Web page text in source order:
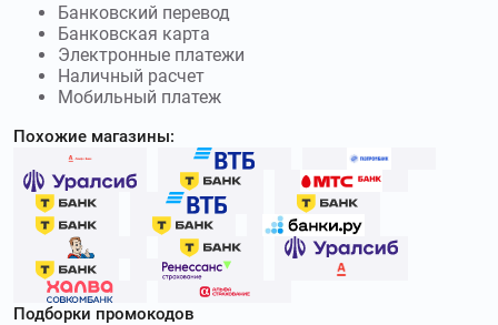
Банковский перевод
Банковская карта
Электронные платежи
Наличный расчет
Мобильный платеж
Похожие магазины:
Подборки промокодов